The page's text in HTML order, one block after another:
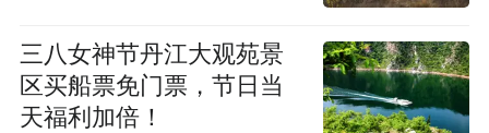
三八女神节丹江大观苑景
区买船票免门票，节日当
天福利加倍！